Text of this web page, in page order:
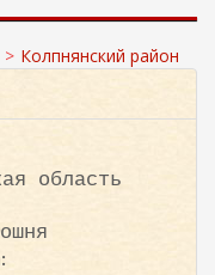
Колпнянский район
область